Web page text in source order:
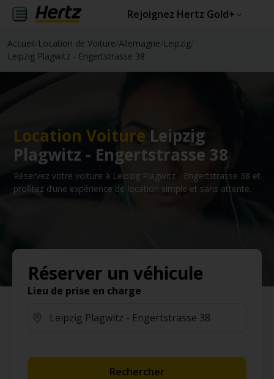
Rejoignez Hertz Gold+
Accueil Location de Voiture Allemagne Leipzig
Leipzig Plagwitz - Engertstrasse 38
Location Voiture Leipzig
Plagwitz - Engertstrasse 38
Réservez votre voiture à Leipzig Plagwitz - Engertstrasse 38 et
profitez d’une expérience de location simple et sans attente.
Réserver un véhicule
Lieu de prise en charge
Rechercher